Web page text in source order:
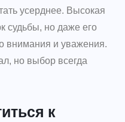
усерднее. Высокая
судьбы, но даже его
внимания и уважения.
но выбор всегда
к